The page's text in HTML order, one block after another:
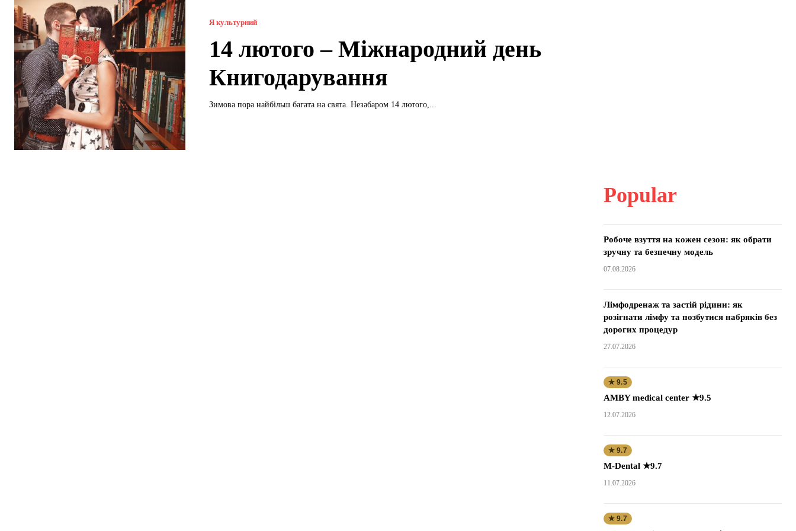
Я культурний
14 лютого – Міжнародний день
Книгодарування
Зимова пора найбільш багата на свята. Незабаром 14 лютого,...
Popular
Робоче взуття на кожен сезон: як обрати
зручну та безпечну модель
07.08.2026
Лімфодренаж та застій рідини: як
розігнати лімфу та позбутися набряків без
дорогих процедур
27.07.2026
★ 9.5
AMBY medical center ★9.5
12.07.2026
★ 9.7
M-Dental ★9.7
11.07.2026
★ 9.7